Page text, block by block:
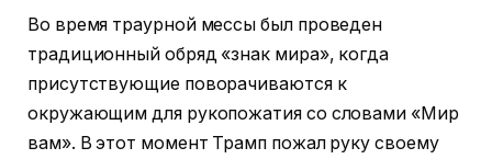
Во время траурной мессы был проведен
традиционный обряд «знак мира», когда
присутствующие поворачиваются к
окружающим для рукопожатия со словами «Мир
вам». В этот момент Трамп пожал руку своему